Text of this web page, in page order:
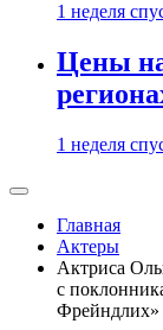
1 неделя
Цены
1 неделя
Главная
Актеры
Актриса
с
Фрейндлих»